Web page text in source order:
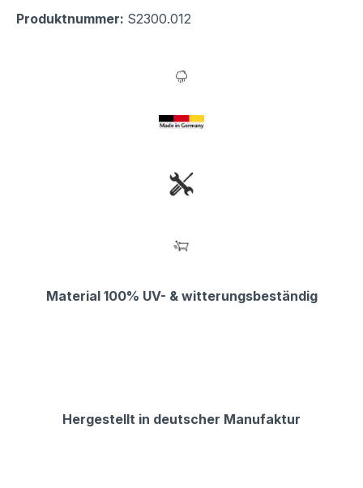
Produktnummer: S2300.012
Material 100% UV- & witterungsbeständig
Hergestellt in deutscher Manufaktur